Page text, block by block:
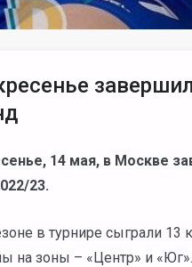
14 мая, в Москве
23.
в турнире сыграли
на зоны – «Центр» и